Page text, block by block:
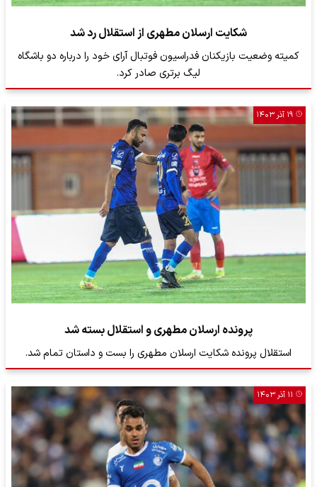
شکایت ارسلان مطهری از استقلال رد شد
کمیته وضعیت بازیکنان فدراسیون فوتبال آرای خود را درباره دو باشگاه
لیگ برتری صادر کرد.
۱۹ آذر ۱۴۰۳
پرونده ارسلان مطهری و استقلال بسته شد
استقلال پرونده شکایت ارسلان مطهری را بست و داستان تمام شد.
۱۱ آذر ۱۴۰۳